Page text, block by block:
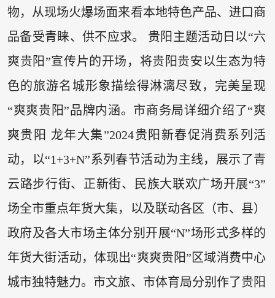
物，从现场火爆场面来看本地特色产品、进口商
品备受青睐、供不应求。 贵阳主题活动日以“六
爽贵阳”宣传片的开场，将贵阳贵安以生态为特
色的旅游名城形象描绘得淋漓尽致，完美呈现
“爽爽贵阳”品牌内涵。市商务局详细介绍了“爽
爽贵阳 龙年大集”2024贵阳新春促消费系列活
动，以“1+3+N”系列春节活动为主线，展示了青
云路步行街、正新街、民族大联欢广场开展“3”
场全市重点年货大集，以及联动各区（市、县）
政府及各大市场主体分别开展“N”场形式多样的
年货大街活动，体现出“爽爽贵阳”区域消费中心
城市独特魅力。市文旅、市体育局分别作了贵阳